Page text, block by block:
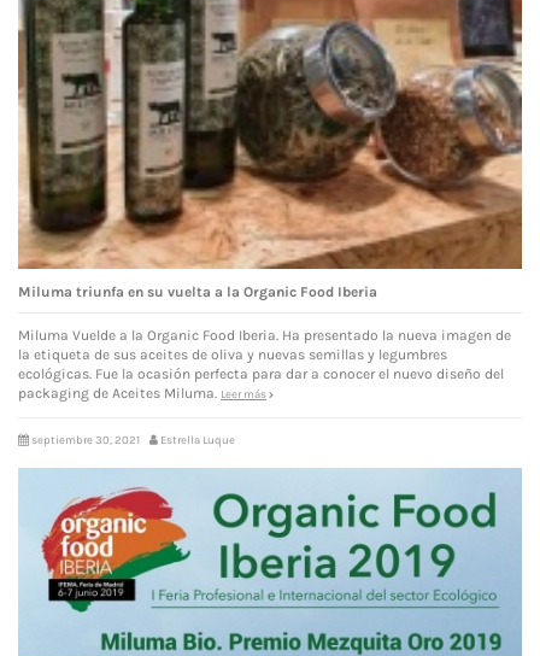
Miluma triunfa en su vuelta a la Organic Food Iberia
Miluma Vuelde a la Organic Food Iberia. Ha presentado la nueva imagen de
la etiqueta de sus aceites de oliva y nuevas semillas y legumbres
ecológicas. Fue la ocasión perfecta para dar a conocer el nuevo diseño del
packaging de Aceites Miluma.
Leer más
septiembre 30, 2021 Estrella Luque